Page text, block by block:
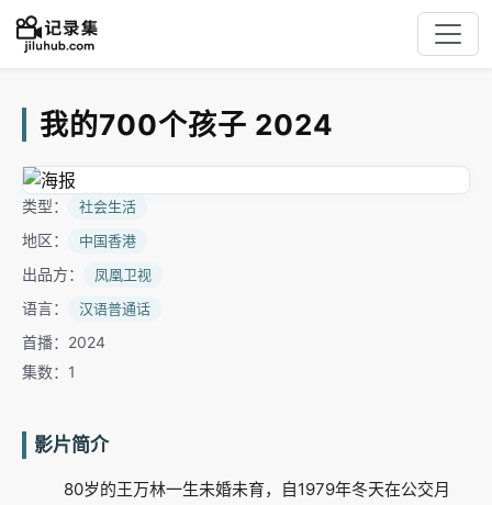
我的700个孩子 2024
类型： 社会生活
地区： 中国香港
出品方： 凤凰卫视
语言： 汉语普通话
首播：2024
集数：1
影片简介
80岁的王万林一生未婚未育，自1979年冬天在公交月